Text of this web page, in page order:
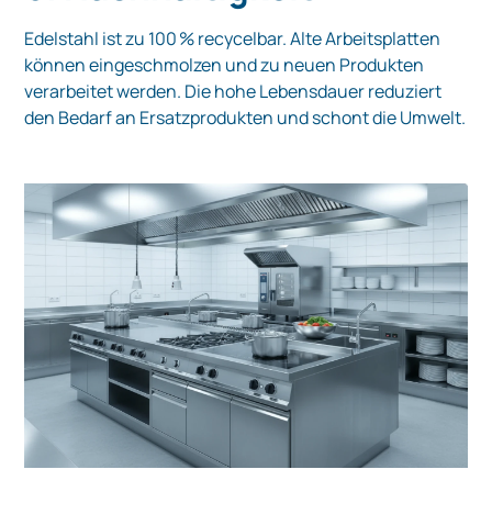
Edelstahl ist zu 100 % recycelbar. Alte Arbeitsplatten
können eingeschmolzen und zu neuen Produkten
verarbeitet werden. Die hohe Lebensdauer reduziert
den Bedarf an Ersatzprodukten und schont die Umwelt.